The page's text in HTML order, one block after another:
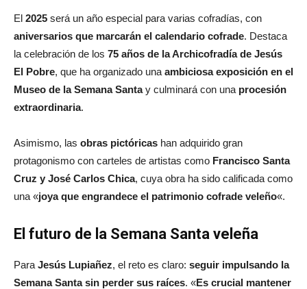
El 2025 será un año especial para varias cofradías, con
aniversarios que marcarán el calendario cofrade. Destaca
la celebración de los 75 años de la Archicofradía de Jesús
El Pobre, que ha organizado una ambiciosa exposición en el
Museo de la Semana Santay culminará con una procesión
extraordinaria.
Asimismo, las obras pictóricas han adquirido gran
protagonismo con carteles de artistas como Francisco Santa
Cruz y José Carlos Chica, cuya obra ha sido calificada como
una «joya que engrandece el patrimonio cofrade veleño«.
El futuro de la Semana Santa veleña
Para Jesús Lupiañez, el reto es claro: seguir impulsando la
Semana Santa sin perder sus raíces. «Es crucial mantener